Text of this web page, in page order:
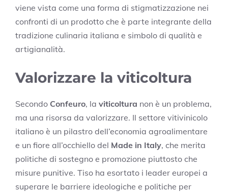
viene vista come una forma di stigmatizzazione nei
confronti di un prodotto che è parte integrante della
tradizione culinaria italiana e simbolo di qualità e
artigianalità.
Valorizzare la viticoltura
Secondo Confeuro, la viticoltura non è un problema,
ma una risorsa da valorizzare. Il settore vitivinicolo
italiano è un pilastro dell’economia agroalimentare
e un fiore all’occhiello del Made in Italy, che merita
politiche di sostegno e promozione piuttosto che
misure punitive. Tiso ha esortato i leader europei a
superare le barriere ideologiche e politiche per